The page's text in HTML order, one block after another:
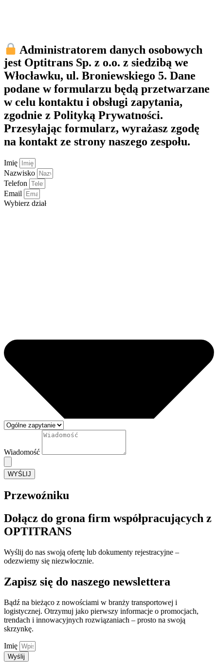
Administratorem danych osobowych
jest Optitrans Sp. z o.o. z siedzibą we
Włocławku, ul. Broniewskiego 5. Dane
podane w formularzu będą przetwarzane
w celu kontaktu i obsługi zapytania,
zgodnie z Polityką Prywatności.
Przesyłając formularz, wyrażasz zgodę
na kontakt ze strony naszego zespołu.
Imię
Nazwisko
Telefon
Email
Wybierz dział
Wiadomość
WYŚLIJ
Przewoźniku
Dołącz do grona firm współpracujących z
OPTITRANS
Wyślij do nas swoją ofertę lub dokumenty rejestracyjne –
odezwiemy się niezwłocznie.
Zapisz się do naszego newslettera​
Bądź na bieżąco z nowościami w branży transportowej i
logistycznej. Otrzymuj jako pierwszy informacje o promocjach,
trendach i innowacyjnych rozwiązaniach – prosto na swoją
skrzynkę.
Imię
Wyślij